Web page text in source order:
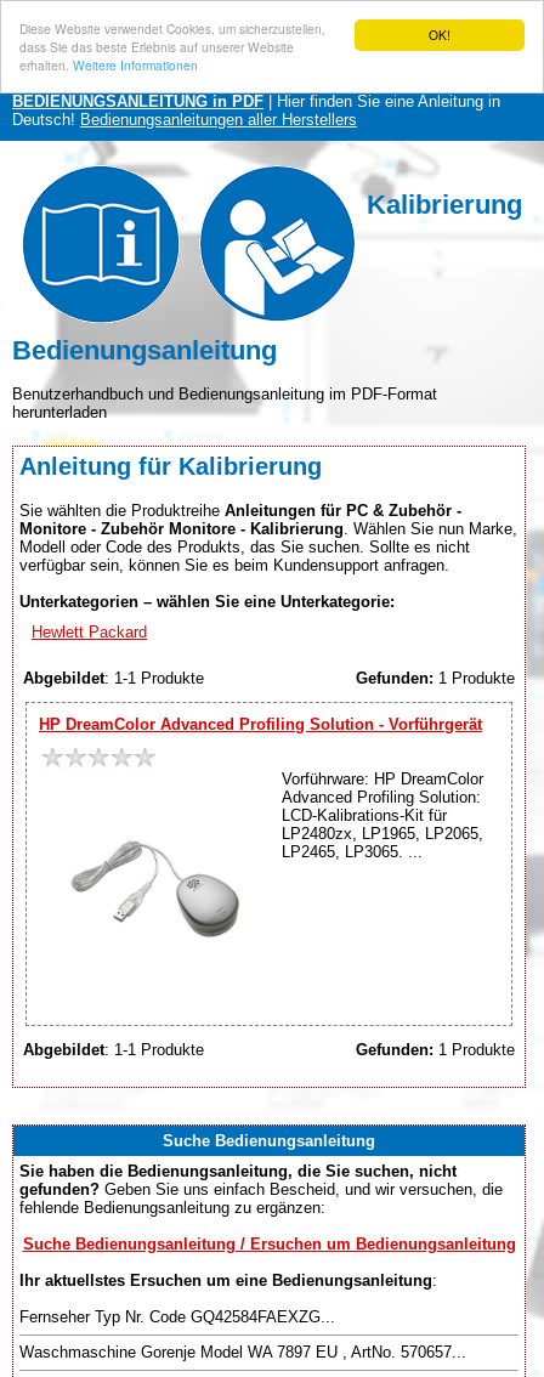
OK!
Diese Website verwendet Cookies, um sicherzustellen,
dass Sie das beste Erlebnis auf unserer Website
erhalten. Weitere Informationen
BEDIENUNGSANLEITUNG in PDF | Hier finden Sie eine Anleitung in
Deutsch! Bedienungsanleitungen aller Herstellers
Kalibrierung
Bedienungsanleitung
Benutzerhandbuch und Bedienungsanleitung im PDF-Format
herunterladen
Anleitung für Kalibrierung
Sie wählten die Produktreihe Anleitungen für PC & Zubehör -
Monitore - Zubehör Monitore - Kalibrierung . Wählen Sie nun Marke,
Modell oder Code des Produkts, das Sie suchen. Sollte es nicht
verfügbar sein, können Sie es beim Kundensupport anfragen.
Unterkategorien – wählen Sie eine Unterkategorie:
Hewlett Packard
Abgebildet: 1-1 Produkte Gefunden: 1 Produkte
HP DreamColor Advanced Profiling Solution - Vorführgerät
Vorführware: HP DreamColor
Advanced Profiling Solution:
LCD-Kalibrations-Kit für
LP2480zx, LP1965, LP2065,
LP2465, LP3065. ...
Abgebildet: 1-1 Produkte Gefunden: 1 Produkte
Suche Bedienungsanleitung
Sie haben die Bedienungsanleitung, die Sie suchen, nicht
gefunden? Geben Sie uns einfach Bescheid, und wir versuchen, die
fehlende Bedienungsanleitung zu ergänzen:
Suche Bedienungsanleitung / Ersuchen um Bedienungsanleitung
Ihr aktuellstes Ersuchen um eine Bedienungsanleitung:
Fernseher Typ Nr. Code GQ42584FAEXZG...
Waschmaschine Gorenje Model WA 7897 EU , ArtNo. 570657...